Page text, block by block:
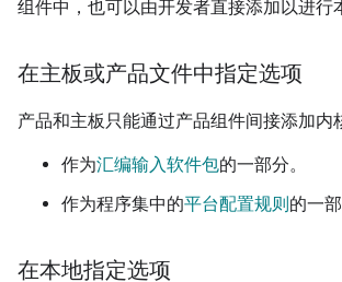
组件中，也可以由开发者直接添加以进行
在主板或产品文件中指定选项
产品和主板只能通过产品组件间接添加内
作为汇编输入软件包的一部分。
作为程序集中的平台配置规则的一部
在本地指定选项